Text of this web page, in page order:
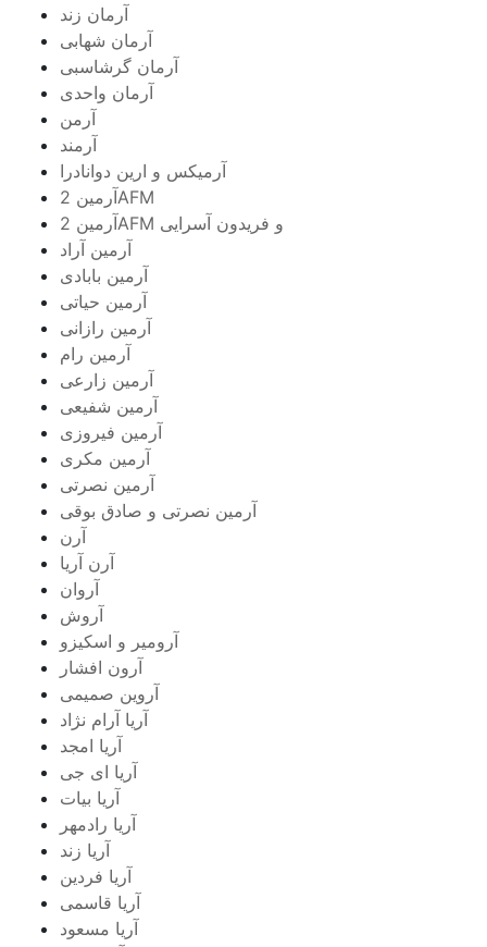
آرمان زند
آرمان شهابی
آرمان گرشاسبی
آرمان واحدی
آرمن
آرمند
آرمیکس و ارین دوانادرا
آرمین 2AFM
آرمین 2AFM و فریدون آسرایی
آرمین آراد
آرمین بابادی
آرمین حیاتی
آرمین رازانی
آرمین رام
آرمین زارعی
آرمین شفیعی
آرمین فیروزی
آرمین مکری
آرمین نصرتی
آرمین نصرتی و صادق بوقی
آرن
آرن آریا
آروان
آروش
آرومیر و اسکیزو
آرون افشار
آروین صمیمی
آریا آرام نژاد
آریا امجد
آریا ای جی
آریا بیات
آریا رادمهر
آریا زند
آریا فردین
آریا قاسمی
آریا مسعود